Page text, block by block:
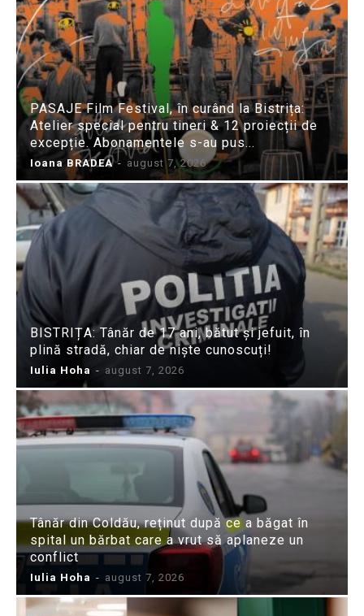
PASAJE Film Festival, în curând la Bistrița:
Atelier special pentru tineri & 12 proiecții de
excepție. Abonamentele s-au pus...
Ioana BRADEA - august 7, 2026
BISTRIȚA: Tânăr de 17 ani, bătut și jefuit, în
plină stradă, chiar de niște cunoscuți!
Iulia Hoha - august 7, 2026
Tânăr din Coldău, reținut după ce a băgat în
spital un bărbat care a vrut să aplaneze un
conflict
Iulia Hoha - august 7, 2026